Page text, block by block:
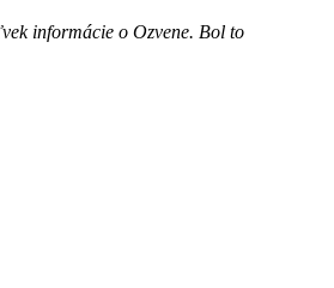
informácie o Ozvene. Bol to